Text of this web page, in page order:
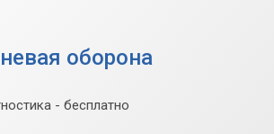
оборона
- бесплатно